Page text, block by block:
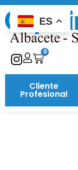
Cliente
Profesional
0
ES